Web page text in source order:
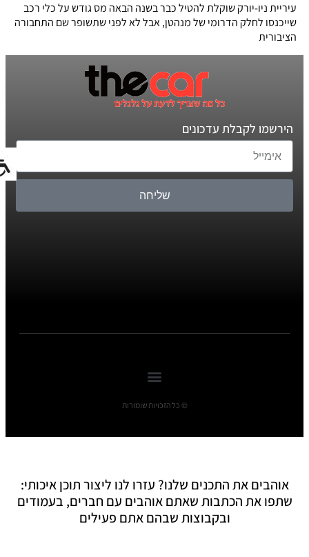
עיריית ניו-יורק שוקלת להטיל כבר בשנה הבאה מס גודש על כלי רכב
שייכנסו לחלק הדרומי של מנהטן, אבל לא לפני שתשופר שם התחבורה
הציבורית
הירשמו לקבלת עדכונים
שליחה
© כל הזכויות שומורות
אוהבים את התכנים שלנו? עזרו לנו ליצור תוכן איכותי:
שתפו את הכתבות שאתם אוהבים עם חברים, בעמודים
ובקבוצות שבהם אתם פעילים